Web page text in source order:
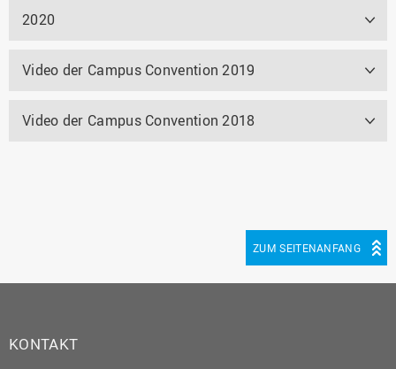
2020
Video der Campus Convention 2019
Video der Campus Convention 2018
ZUM SEITENANFANG
KONTAKT